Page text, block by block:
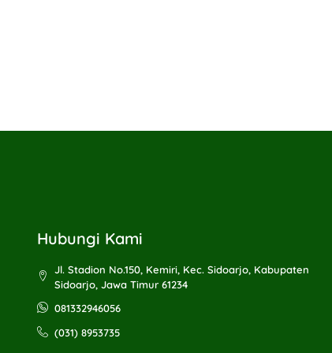
Hubungi Kami
Jl. Stadion No.150, Kemiri, Kec. Sidoarjo, Kabupaten
Sidoarjo, Jawa Timur 61234
081332946056
(031) 8953735